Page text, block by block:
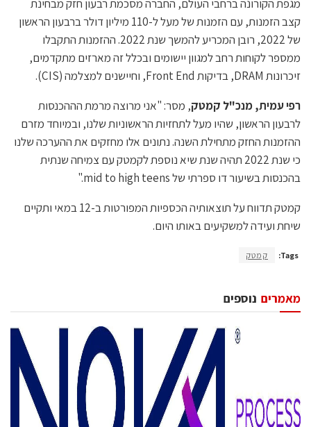
מגפת הקורונה ברחבי העולם, החברה מסכמת רבעון חזק מבחינת
קצב הזמנות, עם הזמנות של מעל ל-110 מיליון דולר ברבעון הראשון
של 2022, רובן המכריע להמשך שנת 2022. ההזמנות התקבלו
ממספר לקוחות רחב למגוון יישומים ובכלל זה מארזים מתקדמים,
זיכרונות DRAM, בדיקות Front End, וחיישנים למצלמה (CIS).
רפי עמית, מנכ"ל קמטק, מסר: "אני מרוצה מרמת הההכנסות
לרבעון הראשון, שהיו מעל לתחזיות הראשוניות שלנו, ובמיוחד מזרם
ההזמנות החזק מתחילת השנה. נתונים אלו מחזקים את ההערכה שלנו
כי שנת 2022 תהיה שנת שיא נוספת לקמטק עם צמיחה שנתית
בהכנסות בשיעור דו ספרתי של mid to high teens."
קמטק תדווח על תוצאותיה הכספיות המפורטות ב-12 במאי ותקיים
שיחת ועידה למשקיעים באותו היום.
Tags: קמטק
נוספים מאמרים